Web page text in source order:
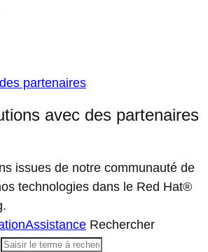
partenaires
avec des partenaires
issues de notre communauté de
technologies dans le Red Hat®
Assistance Rechercher